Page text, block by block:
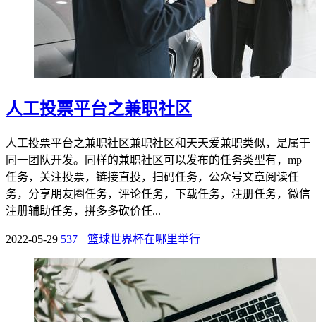
人工投票平台之兼职社区
人工投票平台之兼职社区兼职社区和天天爱兼职类似，是属于
同一团队开发。同样的兼职社区可以发布的任务类型有，mp
任务，关注投票，链接直投，扫码任务，公众号文章阅读任
务，分享朋友圈任务，评论任务，下载任务，注册任务，微信
注册辅助任务，拼多多砍价任...
2022-05-29 537 篮球世界杯在哪里举行